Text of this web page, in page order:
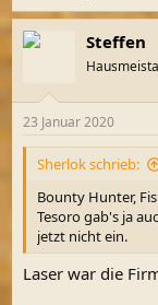
Steffen
Hausmeista
23 Januar 2020
Sherlok schrieb:
Bounty Hunter,
Tesoro gab's ja
jetzt nicht ein.
Laser war die